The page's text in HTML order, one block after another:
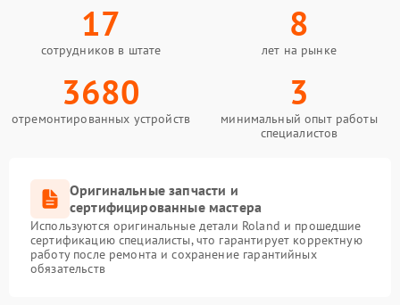
17
сотрудников в штате
8
лет на рынке
3680
отремонтированных устройств
3
минимальный опыт работы
специалистов
Оригинальные запчасти и
сертифицированные мастера
Используются оригинальные детали Roland и прошедшие
сертификацию специалисты, что гарантирует корректную
работу после ремонта и сохранение гарантийных
обязательств